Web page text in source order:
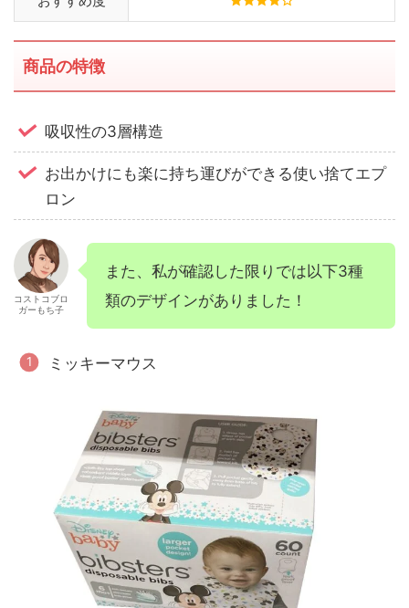
商品の特徴
吸収性の3層構造
お出かけにも楽に持ち運びができる使い捨てエプ
ロン
コストコブロ
ガーもち子
また、私が確認した限りでは以下3種
類のデザインがありました！
ミッキーマウス